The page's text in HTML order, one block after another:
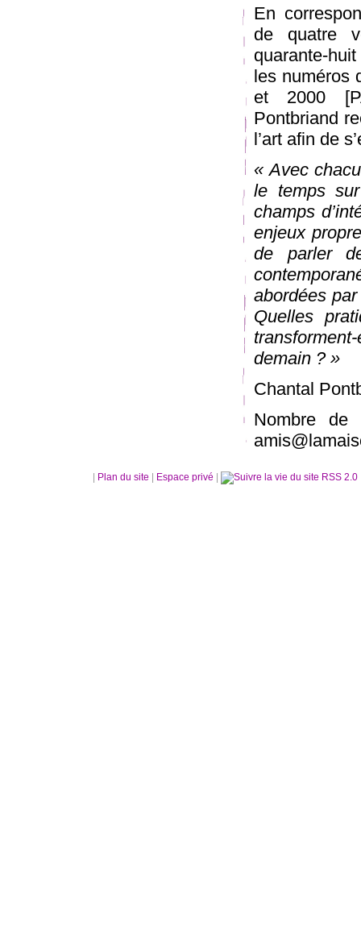
En
de quatre
quarante-
les numéros
et 2000
Pontbriand
l’art afin de
« Avec
le temps
champs
enjeux
de parler
abordées
Quelles
demain ? »
Chantal
Nombre de
Plan du site Espace privé RSS 2.0